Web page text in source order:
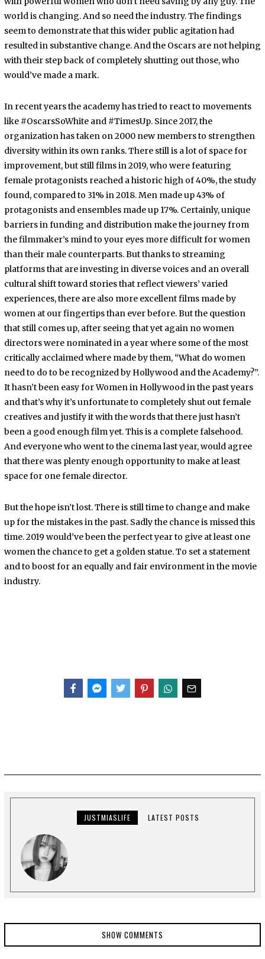
world is changing. And so need the industry. The findings
seem to demonstrate that this wider public agitation had
resulted in substantive change. And the Oscars are not helping
with their step back of completely shutting out those, who
would’ve made a mark.
In recent years the academy has tried to react to movements
like #OscarsSoWhite and #TimesUp. Since 2017, the
organization has taken on 2000 new members to strengthen
diversity within its own ranks. There still is a lot of space for
improvement, but still films in 2019, who were featuring
female protagonists reached a historic high of 40%, the study
found, compared to 31% in 2018. Men made up 43% of
protagonists and ensembles made up 17%. Certainly, unique
barriers in funding and distribution make the journey from
the filmmaker’s mind to your eyes more difficult for women
than their male counterparts. But thanks to streaming
platforms that are investing in diverse voices and an overall
cultural shift toward stories that reflect viewers’ varied
experiences, there are also more excellent films made by
women at our fingertips than ever before. But the question
that still comes up, after seeing that yet again no women
directors were nominated in a year where some of the most
critically acclaimed where made by them, “What do women
need to do to be recognized by Hollywood and the Academy?”.
It hasn’t been easy for Women in Hollywood in the past years
and that’s why it’s unfortunate to completely shut out female
creatives and justify it with the words that there just hasn’t
been a good enough film yet. This is a complete falsehood.
And everyone who went to the cinema last year, would agree
that there was plenty enough opportunity to make at least
space for one female director.
But the hope isn’t lost. There is still time to change and make
up for the mistakes in the past. Sadly the chance is missed this
time. 2019 would’ve been the perfect year to give at least one
women the chance to get a golden statue. To set a statement
and to boost for an equally and fair environment in the movie
industry.
JUSTMIASLIFE LATEST POSTS
SHOW COMMENTS